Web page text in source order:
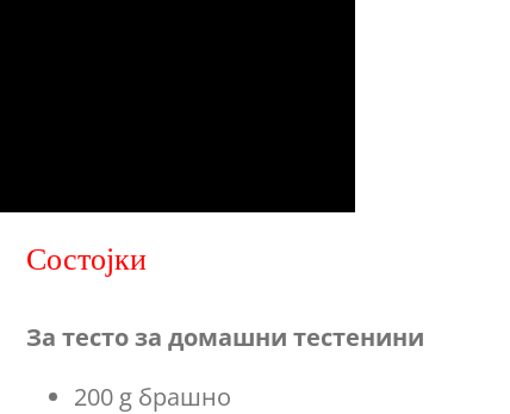
Состојки
За тесто за домашни тестенини
200 g брашно